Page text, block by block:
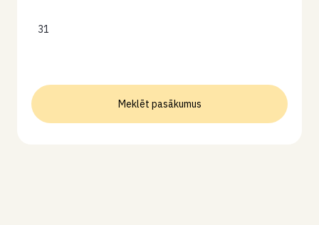
31
Meklēt pasākumus